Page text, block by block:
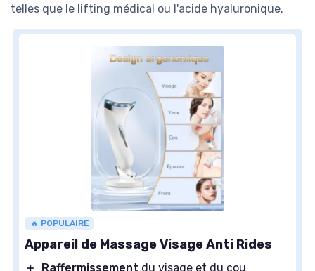
telles que le lifting médical ou l'acide hyaluronique.
🔥 POPULAIRE
Appareil de Massage Visage Anti Rides
＋ Raffermissement du visage et du cou